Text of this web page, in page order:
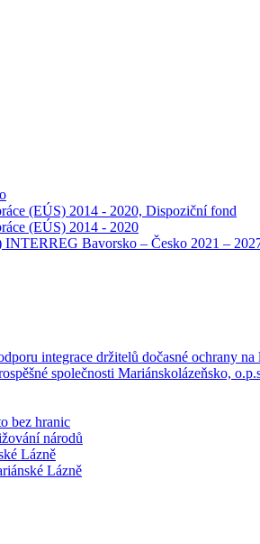
(EÚS) 2014 - 2020, Dispoziční fond
(EÚS) 2014 - 2020
Bavorsko – Česko 2021 –
integrace držitelů dočasné ochrany
společnosti Mariánskolázeňsko,
bez hranic
národů
Lázně
Lázně